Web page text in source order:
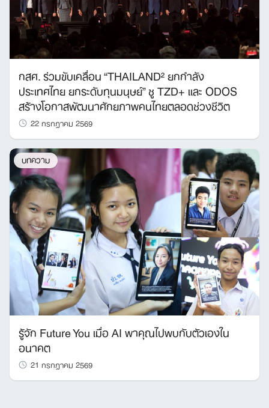
กสศ. ร่วมขับเคลื่อน “THAILAND² ยกกำลัง
ประเทศไทย ยกระดับทุนมนุษย์” ชู TZD+ และ ODOS
สร้างโอกาสพัฒนาศักยภาพคนไทยตลอดช่วงชีวิต
22 กรกฎาคม 2569
บทความ
รู้จัก Future You เมื่อ AI พาคุณไปพบกับตัวเองใน
อนาคต
21 กรกฎาคม 2569